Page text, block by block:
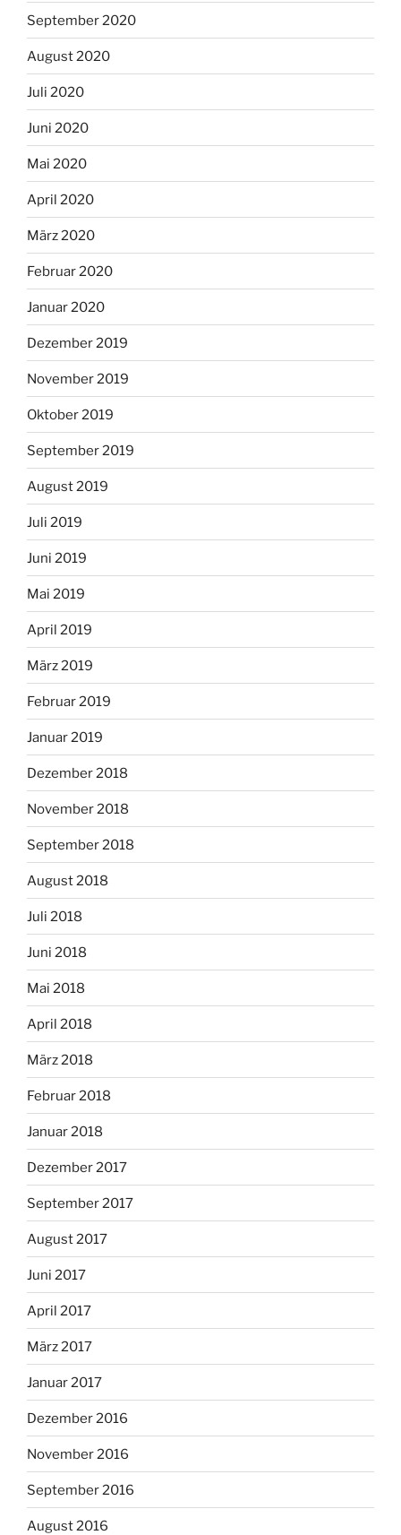
September 2020
August 2020
Juli 2020
Juni 2020
Mai 2020
April 2020
März 2020
Februar 2020
Januar 2020
Dezember 2019
November 2019
Oktober 2019
September 2019
August 2019
Juli 2019
Juni 2019
Mai 2019
April 2019
März 2019
Februar 2019
Januar 2019
Dezember 2018
November 2018
September 2018
August 2018
Juli 2018
Juni 2018
Mai 2018
April 2018
März 2018
Februar 2018
Januar 2018
Dezember 2017
September 2017
August 2017
Juni 2017
April 2017
März 2017
Januar 2017
Dezember 2016
November 2016
September 2016
August 2016